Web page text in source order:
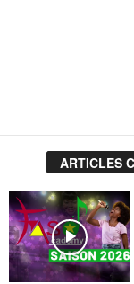
ARTICLES